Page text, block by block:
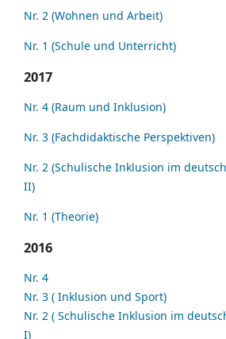
Nr. 2 (Wohnen und Arbeit)
Nr. 1 (Schule und Unterricht)
2017
Nr. 4 (Raum und Inklusion)
Nr. 3 (Fachdidaktische Perspektiven)
Nr. 2 (Schulische Inklusion im
II)
Nr. 1 (Theorie)
2016
Nr. 4
Nr. 3 ( Inklusion und Sport)
Nr. 2 ( Schulische Inklusion im
I)